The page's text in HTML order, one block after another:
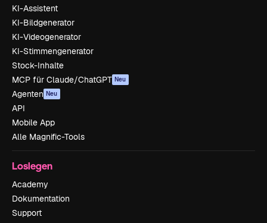
KI-Assistent
KI-Bildgenerator
KI-Videogenerator
KI-Stimmengenerator
Stock-Inhalte
MCP für Claude/ChatGPT Neu
Agenten Neu
API
Mobile App
Alle Magnific-Tools
Loslegen
Academy
Dokumentation
Support